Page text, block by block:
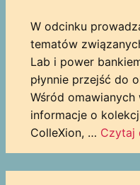
W odcinku
tematów
Lab i power
płynnie przejść do
Wśród omawianych
informacje o
ColleXion, … Czytaj